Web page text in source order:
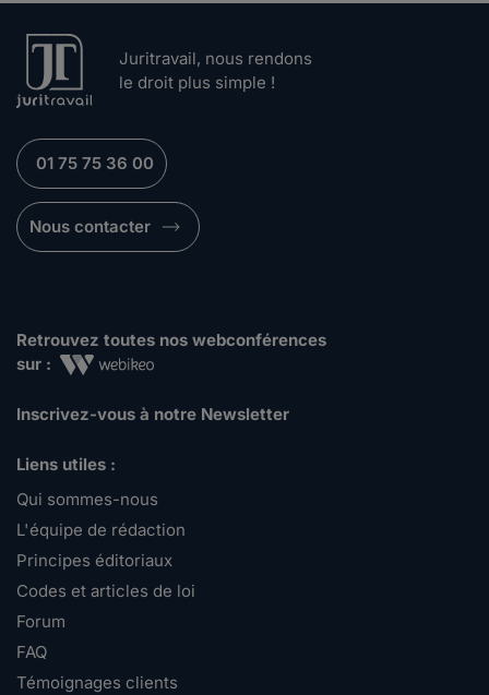
Juritravail, nous rendons
le droit plus simple !
01 75 75 36 00
Nous contacter
Retrouvez toutes nos webconférences
sur :
Inscrivez-vous à notre Newsletter
Liens utiles :
Qui sommes-nous
L'équipe de rédaction
Principes éditoriaux
Codes et articles de loi
Forum
FAQ
Témoignages clients